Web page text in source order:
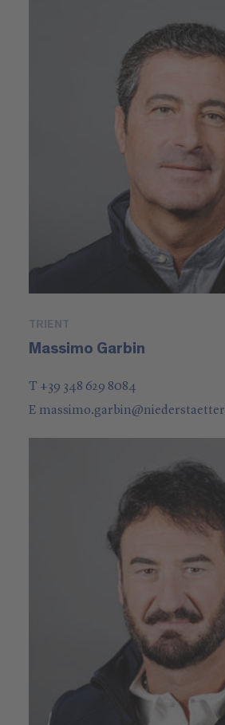
TRIENT
Massimo Garbin
T +39 348 629 8084
E massimo.garbin@niederstaetter